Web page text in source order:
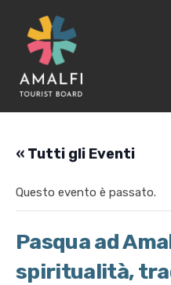
« Tutti gli Eventi
Questo evento è passato.
Pasqua ad
spiritualità,